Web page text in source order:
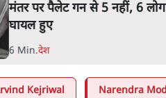
मंतर पर पैलेट गन से 5 नहीं, 6 लोग
घायल हुए
6 Min.देश
Kejriwal Narendra